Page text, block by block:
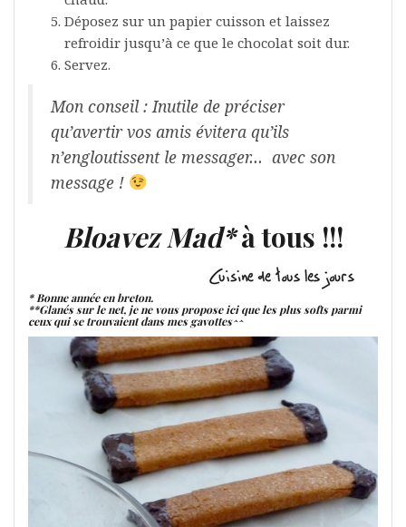
Déposez sur un papier cuisson et laissez
refroidir jusqu’à ce que le chocolat soit dur.
Servez.
Mon conseil : Inutile de préciser
qu’avertir vos amis évitera qu’ils
n’engloutissent le messager… avec son
message !
Bloavez Mad*à tous !!!
* Bonne année en breton.
**Glanés sur le net, je ne vous propose ici que les plus softs parmi
ceux qui se trouvaient dans mes gavottes^^